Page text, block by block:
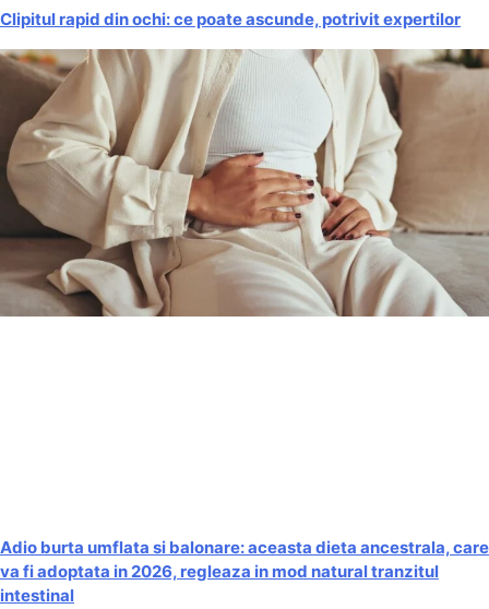
Clipitul rapid din ochi: ce poate ascunde, potrivit expertilor
Adio burta umflata si balonare: aceasta dieta ancestrala, care
va fi adoptata in 2026, regleaza in mod natural tranzitul
intestinal